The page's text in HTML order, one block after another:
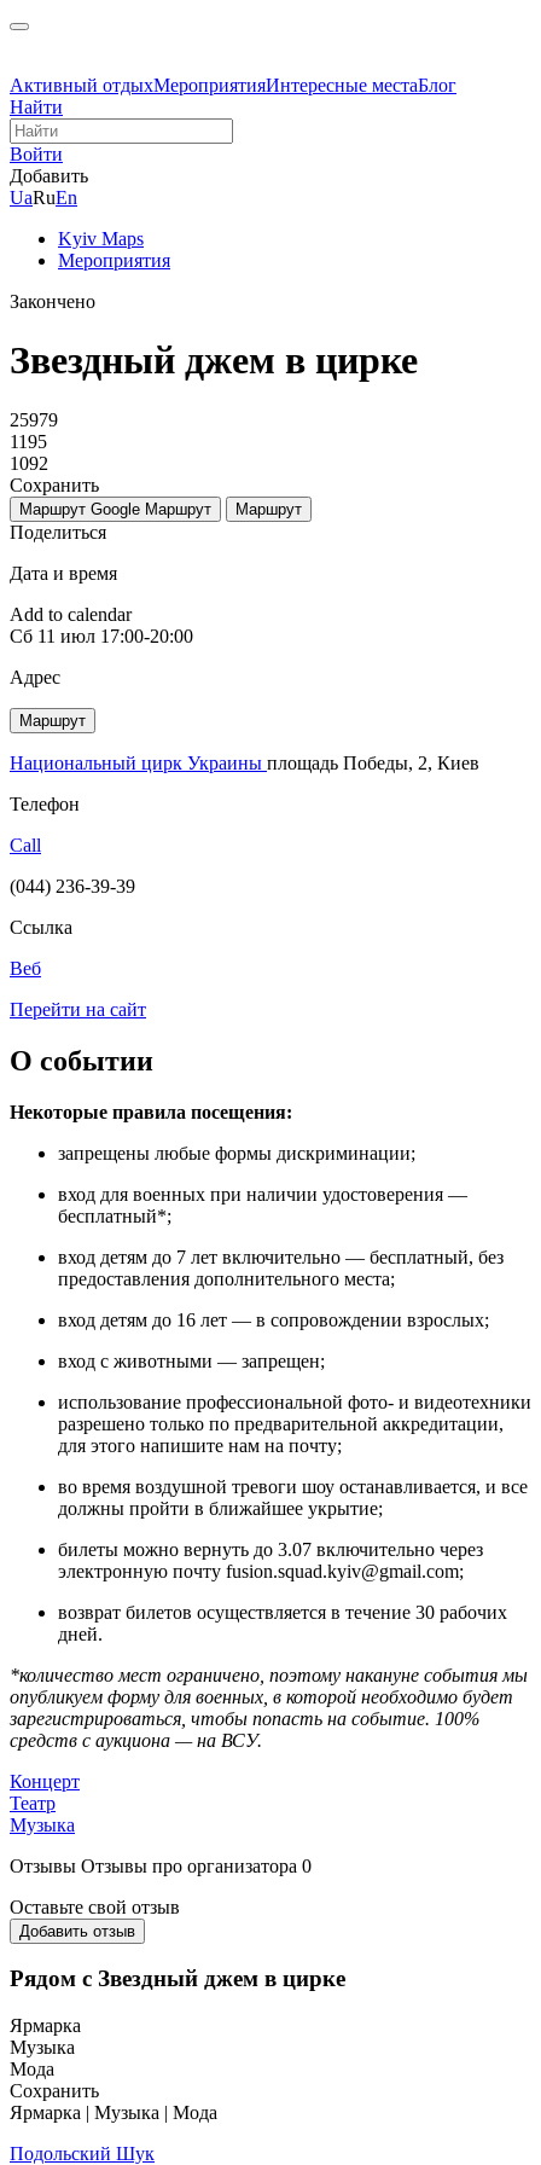
Активный отдыхМероприятияИнтересные местаБлог
Найти
Войти
Добавить
UaRuEn
Kyiv Maps
Мероприятия
Закончено
Звездный джем в цирке
25979
1195
1092
Сохранить
Маршрут Google Маршрут Маршрут
Поделиться
Дата и время
Add to calendar
Сб 11 июл 17:00-20:00
Адрес
Маршрут
Национальный цирк Украины площадь Победы, 2, Киев
Телефон
Call
(044) 236-39-39
Ссылка
Веб
Перейти на сайт
О событии
Некоторые правила посещения:
запрещены любые формы дискриминации;
вход для военных при наличии удостоверения —
бесплатный*;
вход детям до 7 лет включительно — бесплатный, без
предоставления дополнительного места;
вход детям до 16 лет — в сопровождении взрослых;
вход с животными — запрещен;
использование профессиональной фото- и видеотехники
разрешено только по предварительной аккредитации,
для этого напишите нам на почту;
во время воздушной тревоги шоу останавливается, и все
должны пройти в ближайшее укрытие;
билеты можно вернуть до 3.07 включительно через
электронную почту fusion.squad.kyiv@gmail.com;
возврат билетов осуществляется в течение 30 рабочих
дней.
*количество мест ограничено, поэтому накануне события мы
опубликуем форму для военных, в которой необходимо будет
зарегистрироваться, чтобы попасть на событие. 100%
средств с аукциона — на ВСУ.
Концерт
Театр
Музыка
Отзывы Отзывы про организатора 0
Оставьте свой отзыв
Добавить отзыв
Рядом с Звездный джем в цирке
Ярмарка
Музыка
Мода
Сохранить
Ярмарка | Музыка | Мода
Подольский Шук